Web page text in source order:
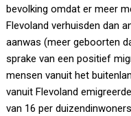
bevolking omdat er meer
Flevoland verhuisden dan
aanwas (meer geboorten
sprake van een positief
mensen vanuit het
vanuit Flevoland
van 16 per duizendinwoners